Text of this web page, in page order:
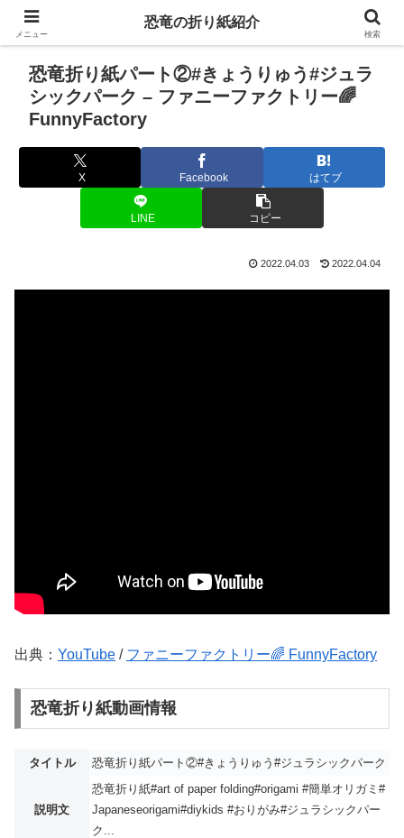
恐竜折り紙パート②#きょうりゅう#ジュラ
シックパーク – ファニーファクトリー🌈
FunnyFactory
X Facebook はてブ
LINE コピー
2022.04.03 2022.04.04
出典： YouTube / ファニーファクトリー🌈 FunnyFactory
恐竜折り紙動画情報
タイトル 恐竜折り紙パート②#きょうりゅう#ジュラシックパーク
説明文
恐竜折り紙#art of paper folding#origami #簡単オリガミ#
Japaneseorigami#diykids #おりがみ#ジュラシックパー
ク...
メニュー
恐竜の折り紙紹介
検索